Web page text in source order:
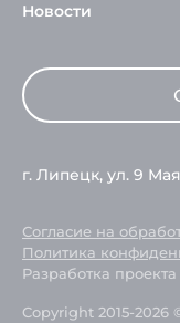
Новости
г. Липецк, ул. 9
Согласие на
Политика
Разработка
Copyright 2015-